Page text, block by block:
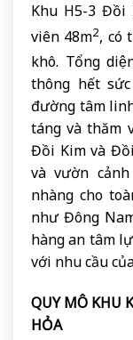
Khu H5-3 Đồi
viên 48m2, có
khô. Tổng
thông hết
đường tâm
táng và thăm
Đồi Kim và
và vườn
nhàng cho
như Đông
hàng an tâm
với nhu cầu
QUY MÔ KHU
HỎA